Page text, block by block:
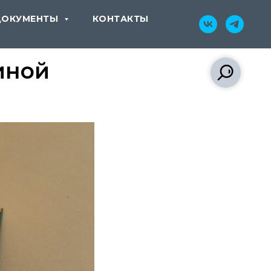
КОНТАКТЫ